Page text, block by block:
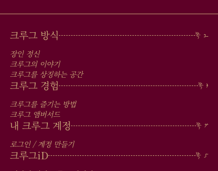
MAIN
MEN
IN
FOOTER
크루그 방식
장인 정신
크루그의 이야기
크루그를 상징하는 공간
크루그 경험
크루그를 즐기는 방법
크루그 앰버서드
내 크루그 계정
로그인 / 계정 만들기
크루그iD